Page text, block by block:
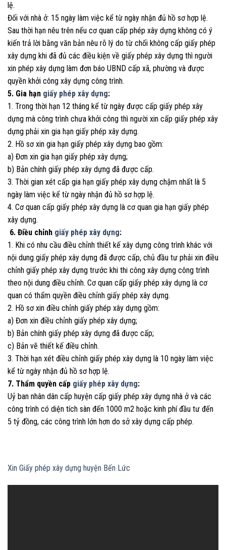
lệ.
Đối với nhà ở: 15 ngày làm việc kể từ ngày nhận đủ hồ sơ hợp lệ.
Sau thời hạn nêu trên nếu cơ quan cấp phép xây dựng không có ý
kiến trả lời bằng văn bản nêu rõ lý do từ chối không cấp giấy phép
xây dựng khi đã đủ các điều kiện về giấy phép xây dựng thì người
xin phép xây dựng làm đơn báo UBND cấp xã, phường và được
quyền khởi công xây dựng công trình.
5. Gia hạn giấy phép xây dựng:
1. Trong thời hạn 12 tháng kể từ ngày được cấp giấy phép xây
dựng mà công trình chưa khởi công thì người xin cấp giấy phép xây
dựng phải xin gia hạn giấy phép xây dựng.
2. Hồ sơ xin gia hạn giấy phép xây dựng bao gồm:
a) Đơn xin gia hạn giấy phép xây dựng;
b) Bản chính giấy phép xây dựng đã được cấp.
3. Thời gian xét cấp gia hạn giấy phép xây dựng chậm nhất là 5
ngày làm việc kể từ ngày nhận đủ hồ sơ hợp lệ.
4. Cơ quan cấp giấy phép xây dựng là cơ quan gia hạn giấy phép
xây dựng.
6. Điều chỉnh giấy phép xây dựng:
1. Khi có nhu cầu điều chỉnh thiết kế xây dựng công trình khác với
nội dung giấy phép xây dựng đã được cấp, chủ đầu tư phải xin điều
chỉnh giấy phép xây dựng trước khi thi công xây dựng công trình
theo nội dung điều chỉnh. Cơ quan cấp giấy phép xây dựng là cơ
quan có thẩm quyền điều chỉnh giấy phép xây dựng.
2. Hồ sơ xin điều chỉnh giấy phép xây dựng gồm:
a) Đơn xin điều chỉnh giấy phép xây dựng;
b) Bản chính giấy phép xây dựng đã được cấp;
c) Bản vẽ thiết kế điều chỉnh.
3. Thời hạn xét điều chỉnh giấy phép xây dựng là 10 ngày làm việc
kể từ ngày nhận đủ hồ sơ hợp lệ.
7. Thẩm quyền cấp giấy phép xây dựng:
Uỷ ban nhân dân cấp huyện cấp giấy phép xây dựng nhà ở và các
công trình có diện tích sàn đến 1000 m2 hoặc kinh phí đầu tư đến
5 tỷ đồng, các công trình lớn hơn do sở xây dựng cấp phép.
Xin Giấy phép xây dựng huyện Bến Lức